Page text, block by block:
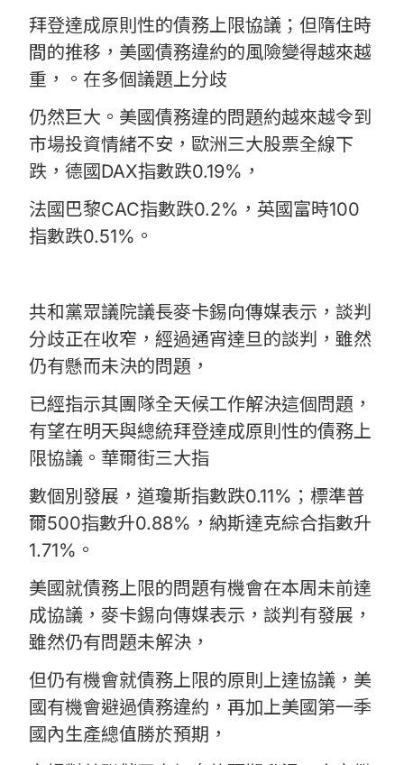
拜登達成原則性的債務上限協議；但隋住時
間的推移，美國債務違約的風險變得越來越
重，。在多個議題上分歧
仍然巨大。美國債務違的問題約越來越令到
市場投資情緒不安，歐洲三大股票全線下
跌，德國DAX指數跌0.19%，
法國巴黎CAC指數跌0.2%，英國富時100
指數跌0.51%。
共和黨眾議院議長麥卡錫向傳媒表示，談判
分歧正在收窄，經過通宵達旦的談判，雖然
仍有懸而未決的問題，
已經指示其團隊全天候工作解決這個問題，
有望在明天與總統拜登達成原則性的債務上
限協議。華爾街三大指
數個別發展，道瓊斯指數跌0.11%；標準普
爾500指數升0.88%，納斯達克綜合指數升
1.71%。
美國就債務上限的問題有機會在本周未前達
成協議，麥卡錫向傳媒表示，談判有發展，
雖然仍有問題未解決，
但仍有機會就債務上限的原則上達協議，美
國有機會避過債務違約，再加上美國第一季
國內生產總值勝於預期，